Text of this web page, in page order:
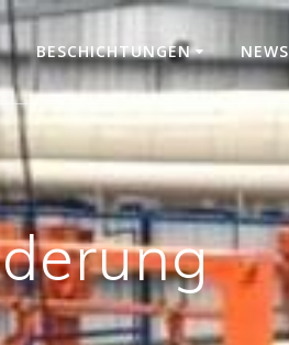
BESCHICHTUNGEN NEWS